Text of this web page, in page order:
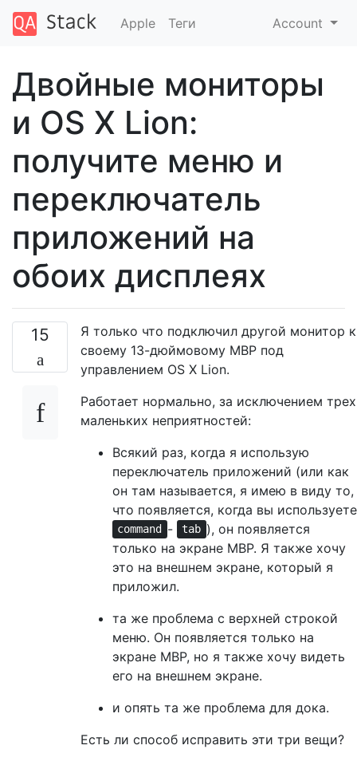
Apple Теги Account
Двойные мониторы
и OS X Lion:
получите меню и
переключатель
приложений на
обоих дисплеях
15
Я только что подключил другой монитор к
своему 13-дюймовому MBP под
управлением OS X Lion.
Работает нормально, за исключением трех
маленьких неприятностей:
Всякий раз, когда я использую
переключатель приложений (или как
он там называется, я имею в виду то,
что появляется, когда вы используете
command - tab ), он появляется
только на экране MBP. Я также хочу
это на внешнем экране, который я
приложил.
та же проблема с верхней строкой
меню. Он появляется только на
экране MBP, но я также хочу видеть
его на внешнем экране.
и опять та же проблема для дока.
Есть ли способ исправить эти три вещи?